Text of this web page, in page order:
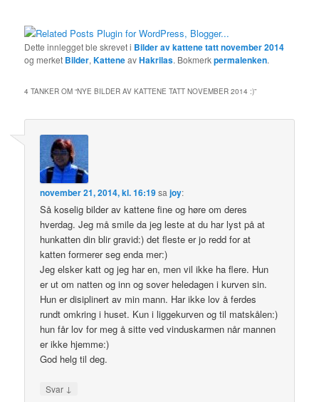
Dette innlegget ble skrevet i Bilder av kattene tatt november 2014
og merket Bilder,KatteneavHakrilas. Bokmerkpermalenken.
4 TANKER OM “NYE BILDER AV KATTENE TATT NOVEMBER 2014 :)”
november 21, 2014, kl. 16:19sa joy:
Så koselig bilder av kattene fine og høre om deres
hverdag. Jeg må smile da jeg leste at du har lyst på at
hunkatten din blir gravid:) det fleste er jo redd for at
katten formerer seg enda mer:)
Jeg elsker katt og jeg har en, men vil ikke ha flere. Hun
er ut om natten og inn og sover heledagen i kurven sin.
Hun er disiplinert av min mann. Har ikke lov å ferdes
rundt omkring i huset. Kun i liggekurven og til matskålen:)
hun får lov for meg å sitte ved vinduskarmen når mannen
er ikke hjemme:)
God helg til deg.
Svar ↓